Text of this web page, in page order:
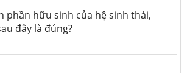
phần hữu sinh của hệ sinh thái,
đây là đúng?